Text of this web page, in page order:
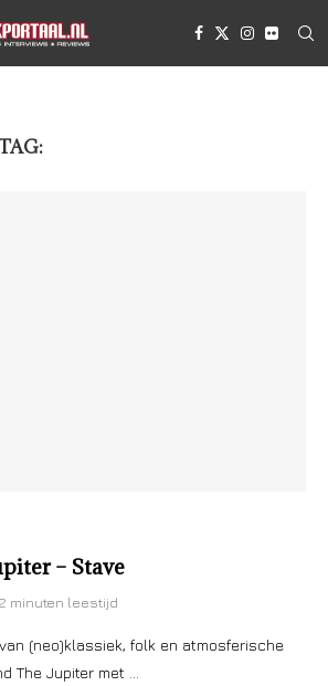
– Stave
2 minuten leestijd
(neo)klassiek, folk en atmosferische
The Jupiter met …